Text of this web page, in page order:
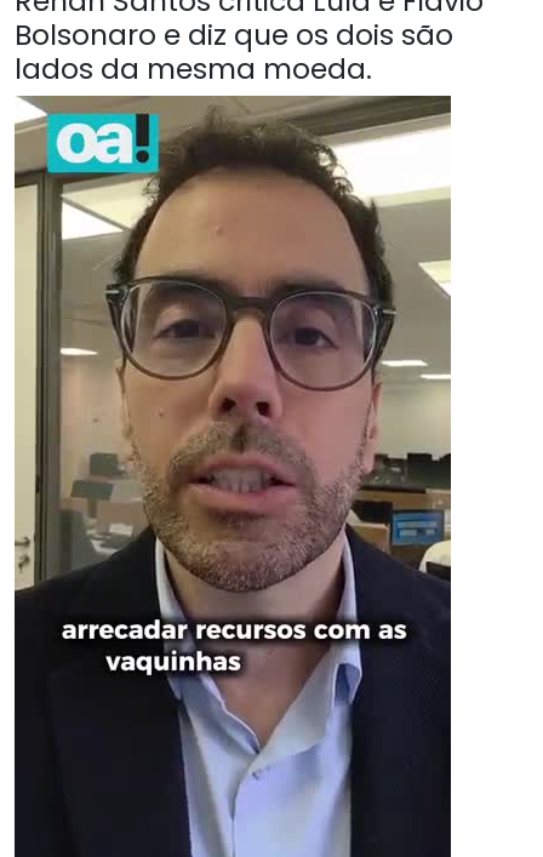
Bolsonaro e diz que os dois são
lados da mesma moeda.